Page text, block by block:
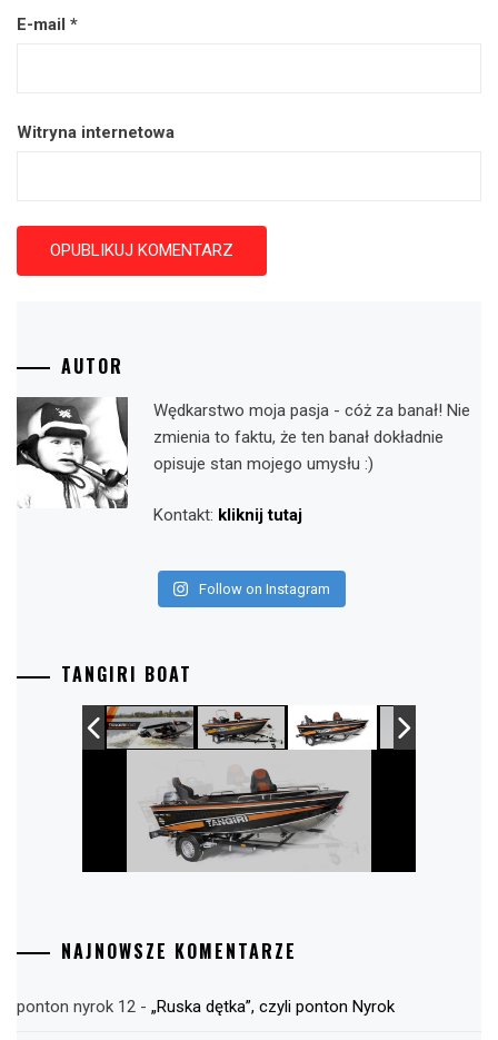
E-mail *
Witryna internetowa
AUTOR
Wędkarstwo moja pasja - cóż za banał! Nie
zmienia to faktu, że ten banał dokładnie
opisuje stan mojego umysłu :)
Kontakt: kliknij tutaj
Follow on Instagram
TANGIRI BOAT
NAJNOWSZE KOMENTARZE
ponton nyrok 12 - „Ruska dętka”, czyli ponton Nyrok